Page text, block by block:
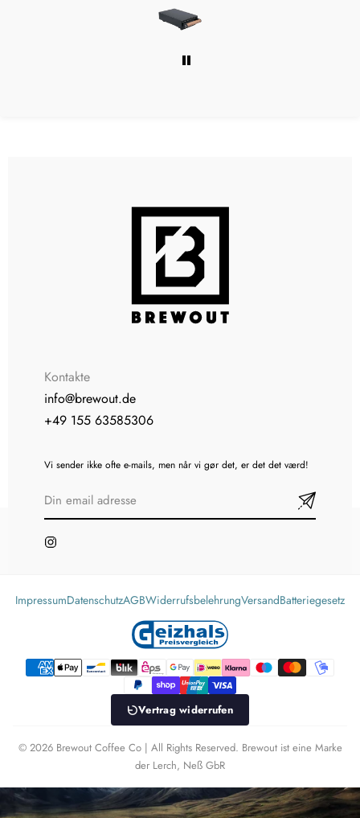
Kontakte
info@brewout.de
+49 155 63585306
Vi sender ikke ofte e-mails, men når vi gør det, er det det værd!
ImpressumDatenschutzAGBWiderrufsbelehrungVersandBatteriegesetz
Vertrag widerrufen
© 2026 Brewout Coffee Co | All Rights Reserved. Brewout ist eine Marke
der Lerch, Neß GbR